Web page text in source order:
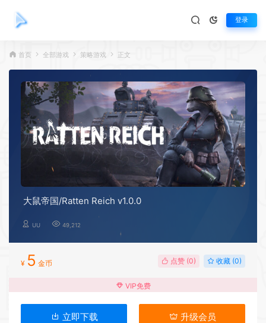
登录
首页 全部游戏 策略游戏 正文
大鼠帝国/Ratten Reich v1.0.0
UU 49,212
¥ 5 金币 点赞 (0) 收藏 (0)
VIP免费
立即下载 升级会员